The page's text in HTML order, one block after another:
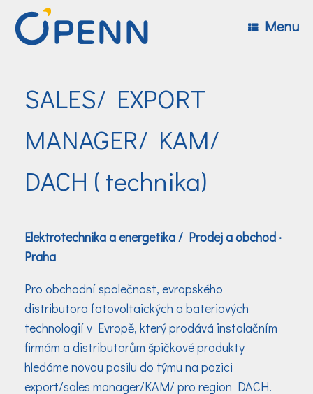
content
Menu
SALES/ EXPORT
MANAGER/ KAM/
DACH ( technika)
Elektrotechnika a energetika / Prodej a obchod ·
Praha
Pro obchodní společnost, evropského
distributora fotovoltaických a bateriových
technologií v Evropě, který prodává instalačním
firmám a distributorům špičkové produkty
hledáme novou posilu do týmu na pozici
export/sales manager/KAM/ pro region DACH.